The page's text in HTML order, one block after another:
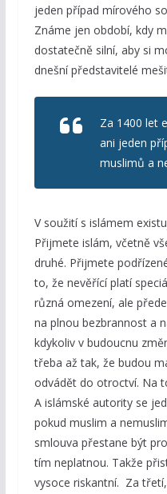
jeden případ mírového
Známe jen období, kdy
dostatečně silní, aby si
dnešní představitelé
Za 1400 let
ani jeden
muslimů a
V soužití s islámem
Přijmete islám, včetně
druhé. Přijmete
to, že nevěřící platí
různá omezení, ale
na plnou bezbrannost a
kdykoliv v budoucnu
třeba až tak, že budou
odvádět do otroctví. Na
A islámské autority se
pokud muslim a
smlouva přestane být
tím neplatnou. Takže
vysoce riskantní. Za